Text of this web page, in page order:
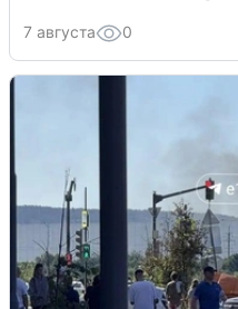
7 августа 0